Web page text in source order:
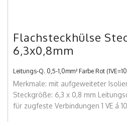
Flachsteckhülse
6,3x0,8mm
Leitungs-Q. 0,5-1,0mm² Farbe Rot
Merkmale: mit aufgeweiteter
Steckgröße: 6,3 x 0,8 mm
für zugfeste Verbindungen 1 VE á